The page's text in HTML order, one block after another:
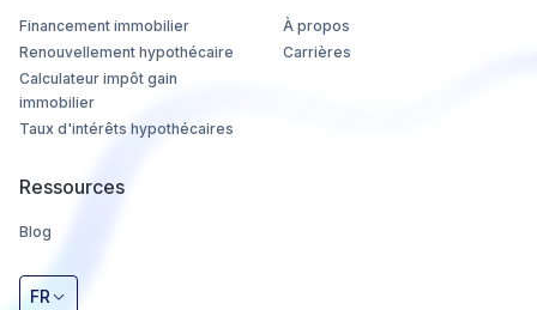
Financement immobilier
Renouvellement hypothécaire
Calculateur impôt gain
immobilier
Taux d'intérêts hypothécaires
À propos
Carrières
Ressources
Blog
FR